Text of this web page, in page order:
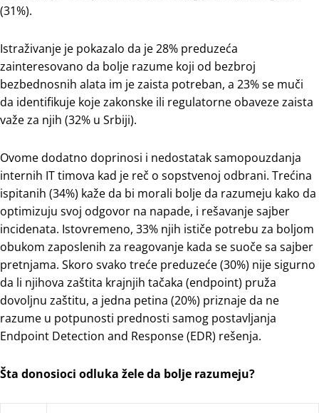
(31%).
Istraživanje je pokazalo da je 28% preduzeća
zainteresovano da bolje razume koji od bezbroj
bezbednosnih alata im je zaista potreban, a 23% se muči
da identifikuje koje zakonske ili regulatorne obaveze zaista
važe za njih (32% u Srbiji).
Ovome dodatno doprinosi i nedostatak samopouzdanja
internih IT timova kad je reč o sopstvenoj odbrani. Trećina
ispitanih (34%) kaže da bi morali bolje da razumeju kako da
optimizuju svoj odgovor na napade, i rešavanje sajber
incidenata. Istovremeno, 33% njih ističe potrebu za boljom
obukom zaposlenih za reagovanje kada se suoče sa sajber
pretnjama. Skoro svako treće preduzeće (30%) nije sigurno
da li njihova zaštita krajnjih tačaka (endpoint) pruža
dovoljnu zaštitu, a jedna petina (20%) priznaje da ne
razume u potpunosti prednosti samog postavljanja
Endpoint Detection and Response (EDR) rešenja.
Šta donosioci odluka žele da bolje razumeju?